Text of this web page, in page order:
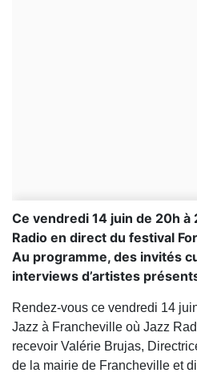
Ce vendredi 14 juin de 20h
Radio en direct du festival
Au programme, des invités
interviews d’artistes
Rendez-vous ce vendredi 14
Jazz à Francheville où Jazz
recevoir Valérie Brujas,
de la mairie de Francheville et